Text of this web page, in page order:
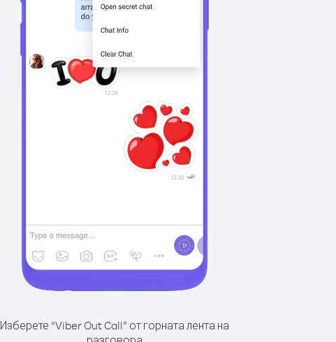
Изберете “Viber Out Call” от горната лента на